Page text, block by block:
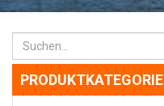
PRODUKTKATEGORIE